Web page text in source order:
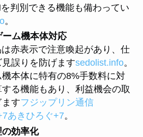
判別できる機能も備わってい
。
ム機本体対応
赤表示で注意喚起があり、仕
誤りを防げますsedolist.info。
本体に特有の8%手数料に対
る機能もあり、利益機会の取
ますフジップリン通信
あきひろぐ+7。
効率化